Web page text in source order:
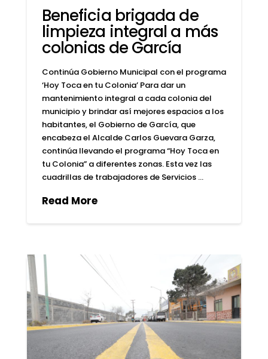
Beneficia brigada de
limpieza integral a más
colonias de García
Continúa Gobierno Municipal con el programa
‘Hoy Toca en tu Colonia’ Para dar un
mantenimiento integral a cada colonia del
municipio y brindar así mejores espacios a los
habitantes, el Gobierno de García, que
encabeza el Alcalde Carlos Guevara Garza,
continúa llevando el programa “Hoy Toca en
tu Colonia” a diferentes zonas. Esta vez las
cuadrillas de trabajadores de Servicios …
Read More